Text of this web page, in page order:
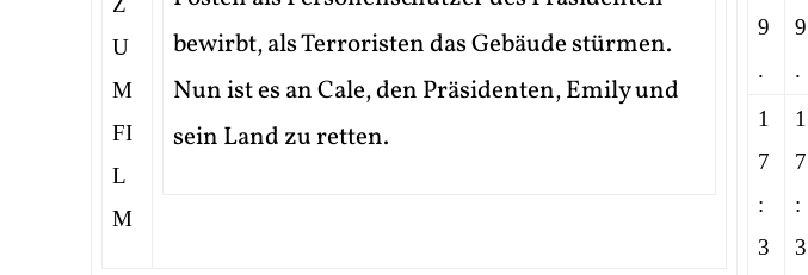
9
.
9
.
1
7
:
3
1
7
:
3
bewirbt, als Terroristen das Gebäude stürmen.
Nun ist es an Cale, den Präsidenten, Emily und
sein Land zu retten.